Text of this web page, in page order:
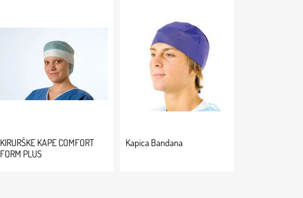
KIRURŠKE KAPE COMFORT
FORM PLUS
Kapica Bandana